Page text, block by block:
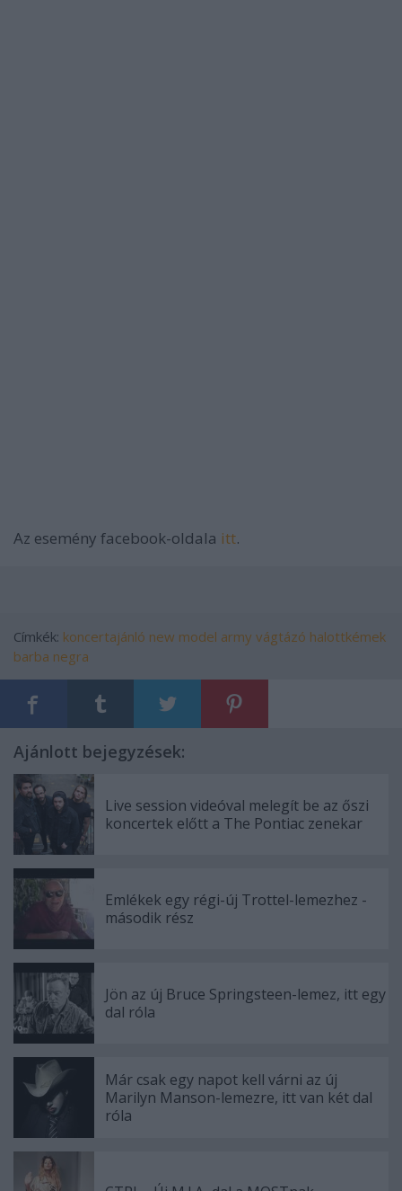
Az esemény facebook-oldala itt.
Címkék: koncertajánló new model army vágtázó halottkémek
barba negra
Ajánlott bejegyzések:
Live session videóval melegít be az őszi
koncertek előtt a The Pontiac zenekar
Emlékek egy régi-új Trottel-lemezhez -
második rész
Jön az új Bruce Springsteen-lemez, itt egy
dal róla
Már csak egy napot kell várni az új
Marilyn Manson-lemezre, itt van két dal
róla